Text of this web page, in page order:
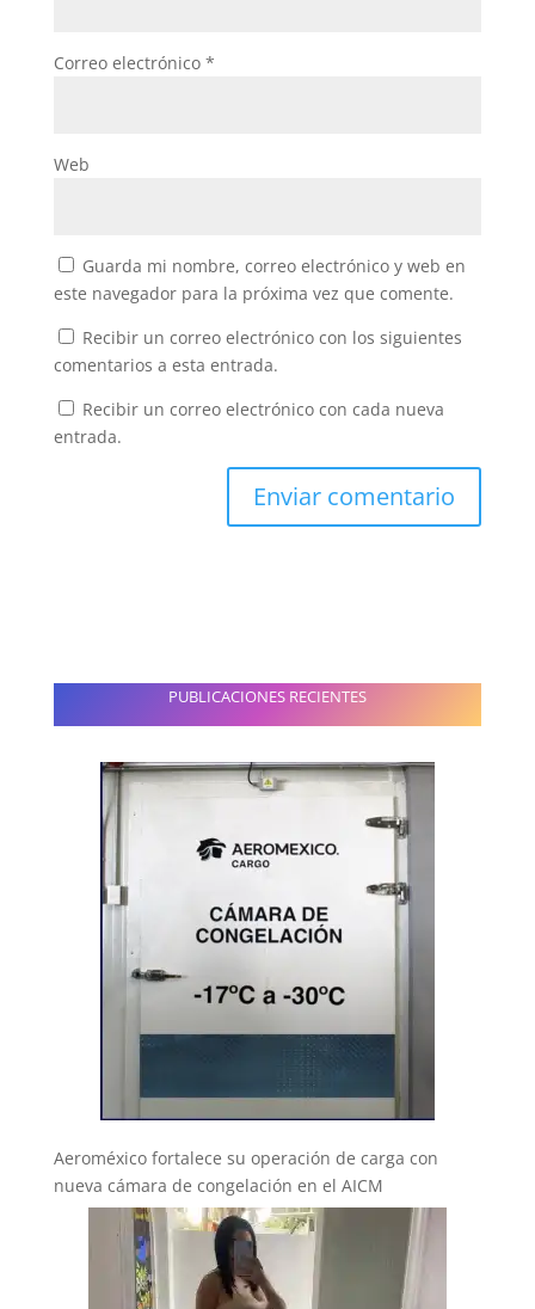
Correo electrónico *
Web
Guarda mi nombre, correo electrónico y web en
este navegador para la próxima vez que comente.
Recibir un correo electrónico con los siguientes
comentarios a esta entrada.
Recibir un correo electrónico con cada nueva
entrada.
PUBLICACIONES RECIENTES
Aeroméxico fortalece su operación de carga con
nueva cámara de congelación en el AICM